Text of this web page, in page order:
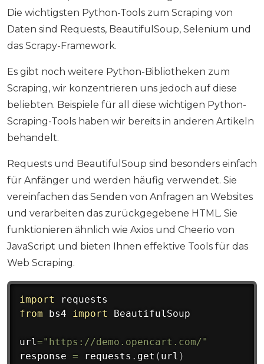
Die wichtigsten Python-Tools zum Scraping von
Daten sind Requests, BeautifulSoup, Selenium und
das Scrapy-Framework.
Es gibt noch weitere Python-Bibliotheken zum
Scraping, wir konzentrieren uns jedoch auf diese
beliebten. Beispiele für all diese wichtigen Python-
Scraping-Tools haben wir bereits in anderen Artikeln
behandelt.
Requests und BeautifulSoup sind besonders einfach
für Anfänger und werden häufig verwendet. Sie
vereinfachen das Senden von Anfragen an Websites
und verarbeiten das zurückgegebene HTML. Sie
funktionieren ähnlich wie Axios und Cheerio von
JavaScript und bieten Ihnen effektive Tools für das
Web Scraping.
import
from bs4 import BeautifulSoup
url="https://demo.opencart.com/"
response = requests . get ( url )